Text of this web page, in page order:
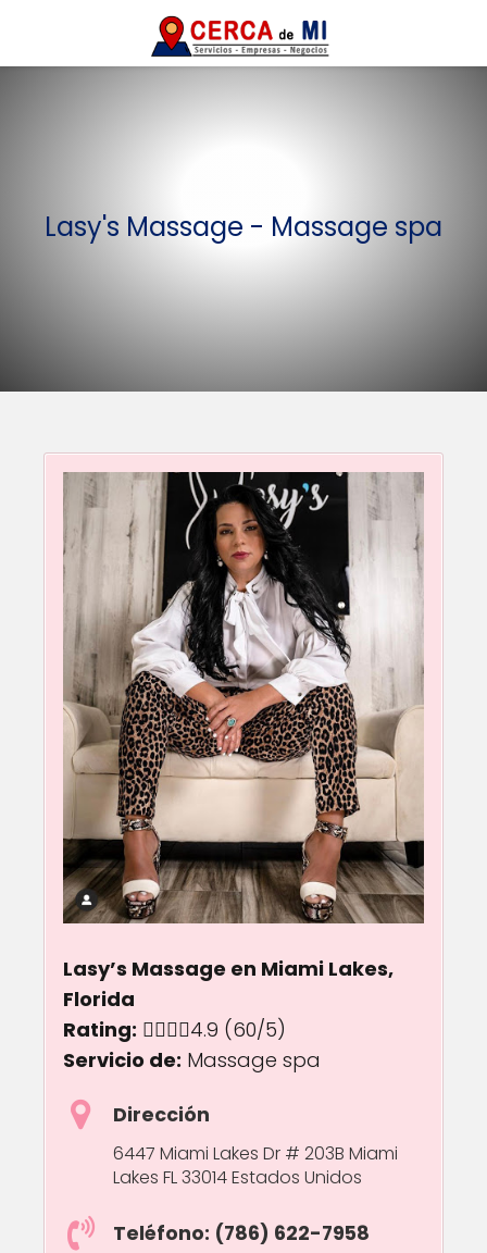
Lasy's Massage - Massage spa
Lasy’s Massage en Miami Lakes,
Florida
Rating:
4.9 out of 5.0 stars
4.9 (60/5)
Servicio de: Massage spa
Dirección
6447 Miami Lakes Dr # 203B Miami
Lakes FL 33014 Estados Unidos
Teléfono: (786) 622-7958